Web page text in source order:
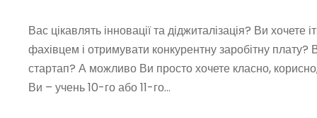
Вас цікавлять інновації та діджиталізація? Ви
фахівцем і отримувати конкурентну заробітну плату?
стартап? А можливо Ви просто хочете класно,
Ви – учень 10-го або 11-го...